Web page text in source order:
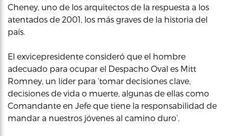
Cheney, uno de los arquitectos de la respuesta a los
atentados de 2001, los más graves de la historia del
país.
El exvicepresidente consideró que el hombre
adecuado para ocupar el Despacho Oval es Mitt
Romney, un líder para ‘tomar decisiones clave,
decisiones de vida o muerte, algunas de ellas como
Comandante en Jefe que tiene la responsabilidad de
mandar a nuestros jóvenes al camino duro’.